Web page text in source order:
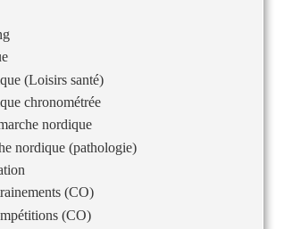
(Loisirs santé)
chronométrée
nordique
nordique (pathologie)
(CO)
(CO)